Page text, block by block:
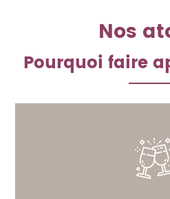
Nos
Pourquoi faire